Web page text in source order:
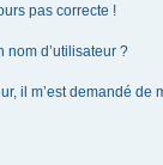
pas correcte !
nom d’utilisateur ?
il m’est demandé de